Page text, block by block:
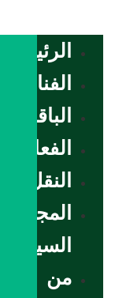
الرئيسية
الفنادق
الباقات
الفعاليات
النقل
المجلة
السياحية
من